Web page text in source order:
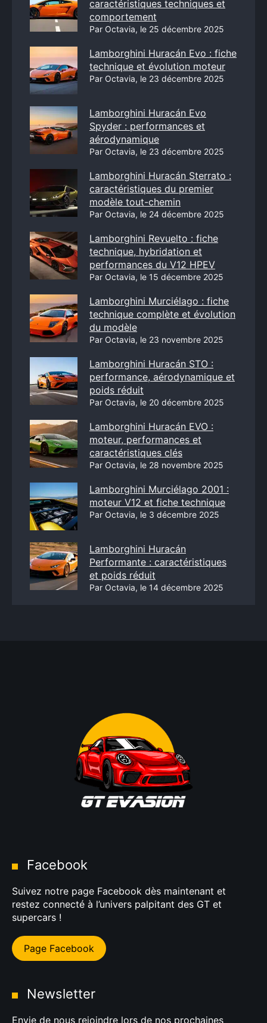
caractéristiques techniques et
comportement
Par Octavia, le 25 décembre 2025
Lamborghini Huracán Evo : fiche
technique et évolution moteur
Par Octavia, le 23 décembre 2025
Lamborghini Huracán Evo
Spyder : performances et
aérodynamique
Par Octavia, le 23 décembre 2025
Lamborghini Huracán Sterrato :
caractéristiques du premier
modèle tout-chemin
Par Octavia, le 24 décembre 2025
Lamborghini Revuelto : fiche
technique, hybridation et
performances du V12 HPEV
Par Octavia, le 15 décembre 2025
Lamborghini Murciélago : fiche
technique complète et évolution
du modèle
Par Octavia, le 23 novembre 2025
Lamborghini Huracán STO :
performance, aérodynamique et
poids réduit
Par Octavia, le 20 décembre 2025
Lamborghini Huracán EVO :
moteur, performances et
caractéristiques clés
Par Octavia, le 28 novembre 2025
Lamborghini Murciélago 2001 :
moteur V12 et fiche technique
Par Octavia, le 3 décembre 2025
Lamborghini Huracán
Performante : caractéristiques
et poids réduit
Par Octavia, le 14 décembre 2025
Facebook
Suivez notre page Facebook dès maintenant et
restez connecté à l’univers palpitant des GT et
supercars !
Page Facebook
Newsletter
Envie de nous rejoindre lors de nos prochaines